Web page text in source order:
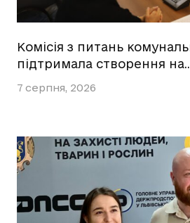
Комісія з питань
підтримала створення
7 серпня, 2026